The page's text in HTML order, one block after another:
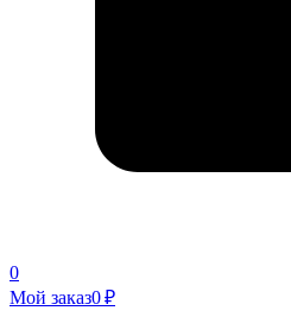
0
Мой заказ0 ₽